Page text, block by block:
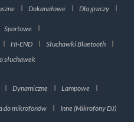
Dokanałowe Dla graczy
Sportowe
HI-END
Słuchawki Bluetooth
słuchawek
Dynamiczne Lampowe
do mikrofonów Inne (Mikrofony DJ)